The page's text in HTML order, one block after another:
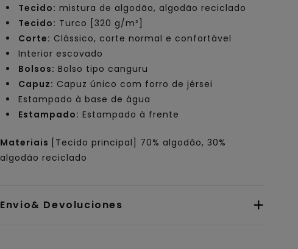
Tecido: mistura de algodão, algodão reciclado
Tecido: Turco [320 g/m²]
Corte: Clássico, corte normal e confortável
Interior escovado
Bolsos: Bolso tipo canguru
Capuz: Capuz único com forro de jérsei
Estampado à base de água
Estampado: Estampado à frente
Materiais
[Tecido principal] 70% algodão, 30%
algodão reciclado
Envio& Devoluciones